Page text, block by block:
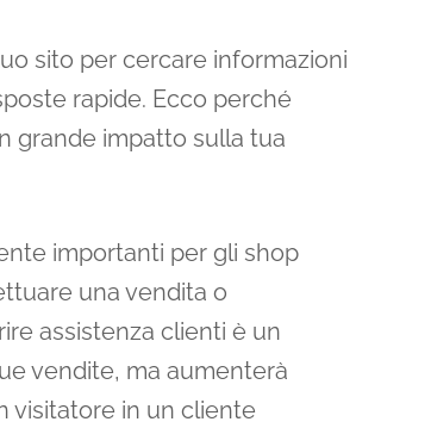
sito per cercare informazioni
rapide. Ecco perché
grande impatto sulla tua
importanti per gli shop
una vendita o
assistenza clienti è un
vendite, ma aumenterà
visitatore in un cliente